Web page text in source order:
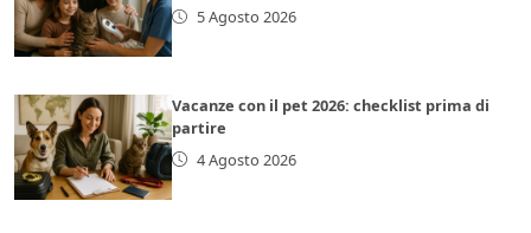
5 Agosto 2026
Vacanze con il pet 2026: checklist prima di
partire
4 Agosto 2026